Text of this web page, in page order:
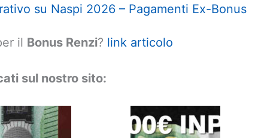
su Naspi 2026 – Pagamenti Ex-Bonus
il Bonus Renzi? link articolo
sul nostro sito: